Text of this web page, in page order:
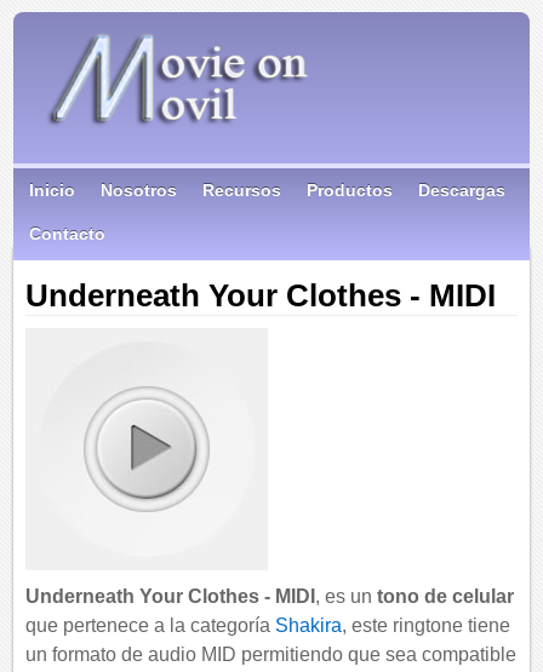
Inicio Nosotros Recursos Productos Descargas
Contacto
Underneath Your Clothes - MIDI
Underneath Your Clothes - MIDI , es untono de celular
que pertenece a la categoría Shakira, este ringtone tiene
un formato de audio MID permitiendo que sea compatible